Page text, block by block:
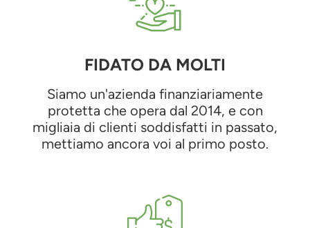
FIDATO DA MOLTI
Siamo un'azienda finanziariamente
protetta che opera dal 2014, e con
migliaia di clienti soddisfatti in passato,
mettiamo ancora voi al primo posto.